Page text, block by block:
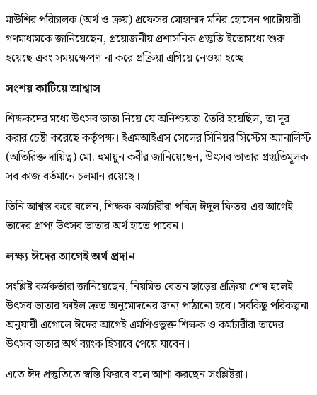
মাউশির পরিচালক (অর্থ ও ক্রয়) প্রফেসর মোহাম্মদ মনির হোসেন পাটোয়ারী
গণমাধ্যমকে জানিয়েছেন, প্রয়োজনীয় প্রশাসনিক প্রস্তুতি ইতোমধ্যে শুরু
হয়েছে এবং সময়ক্ষেপণ না করে প্রক্রিয়া এগিয়ে নেওয়া হচ্ছে।
সংশয় কাটিয়ে আশ্বাস
শিক্ষকদের মধ্যে উৎসব ভাতা নিয়ে যে অনিশ্চয়তা তৈরি হয়েছিল, তা দূর
করার চেষ্টা করেছে কর্তৃপক্ষ। ইএমআইএস সেলের সিনিয়র সিস্টেম অ্যানালিস্ট
(অতিরিক্ত দায়িত্ব) মো. হুমায়ুন কবীর জানিয়েছেন, উৎসব ভাতার প্রস্তুতিমূলক
সব কাজ বর্তমানে চলমান রয়েছে।
তিনি আশ্বস্ত করে বলেন, শিক্ষক-কর্মচারীরা পবিত্র ঈদুল ফিতর-এর আগেই
তাদের প্রাপ্য উৎসব ভাতার অর্থ হাতে পাবেন।
লক্ষ্য ঈদের আগেই অর্থ প্রদান
সংশ্লিষ্ট কর্মকর্তারা জানিয়েছেন, নিয়মিত বেতন ছাড়ের প্রক্রিয়া শেষ হলেই
উৎসব ভাতার ফাইল দ্রুত অনুমোদনের জন্য পাঠানো হবে। সবকিছু পরিকল্পনা
অনুযায়ী এগোলে ঈদের আগেই এমপিওভুক্ত শিক্ষক ও কর্মচারীরা তাদের
উৎসব ভাতার অর্থ ব্যাংক হিসাবে পেয়ে যাবেন।
এতে ঈদ প্রস্তুতিতে স্বস্তি ফিরবে বলে আশা করছেন সংশ্লিষ্টরা।